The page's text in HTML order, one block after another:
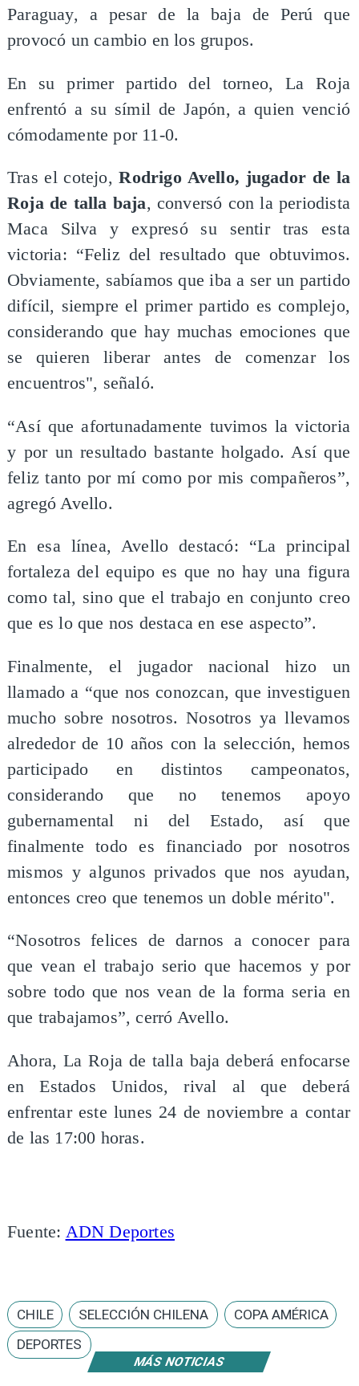
MÁS NOTICIAS
Paraguay, a pesar de la baja de Perú que
provocó un cambio en los grupos.
En su primer partido del torneo, La Roja
enfrentó a su símil de Japón, a quien venció
cómodamente por 11-0.
Tras el cotejo,Rodrigo Avello, jugador de la
Roja de talla baja, conversó con la periodista
Maca Silva y expresó su sentir tras esta
victoria: “Feliz del resultado que obtuvimos.
Obviamente, sabíamos que iba a ser un partido
difícil, siempre el primer partido es complejo,
considerando que hay muchas emociones que
se quieren liberar antes de comenzar los
encuentros", señaló.
“Así que afortunadamente tuvimos la victoria
y por un resultado bastante holgado. Así que
feliz tanto por mí como por mis compañeros”,
agregó Avello.
En esa línea, Avello destacó: “La principal
fortaleza del equipo es que no hay una figura
como tal, sino que el trabajo en conjunto creo
que es lo que nos destaca en ese aspecto”.
Finalmente, el jugador nacional hizo un
llamado a “que nos conozcan, que investiguen
mucho sobre nosotros. Nosotros ya llevamos
alrededor de 10 años con la selección, hemos
participado en distintos campeonatos,
considerando que no tenemos apoyo
gubernamental ni del Estado, así que
finalmente todo es financiado por nosotros
mismos y algunos privados que nos ayudan,
entonces creo que tenemos un doble mérito".
“Nosotros felices de darnos a conocer para
que vean el trabajo serio que hacemos y por
sobre todo que nos vean de la forma seria en
que trabajamos”, cerró Avello.
Ahora, La Roja de talla baja deberá enfocarse
en Estados Unidos, rival al que deberá
enfrentar este lunes 24 de noviembre a contar
de las 17:00 horas.
Fuente: ADN Deportes
CHILE SELECCIÓN CHILENA
COPA AMÉRICA
DEPORTES